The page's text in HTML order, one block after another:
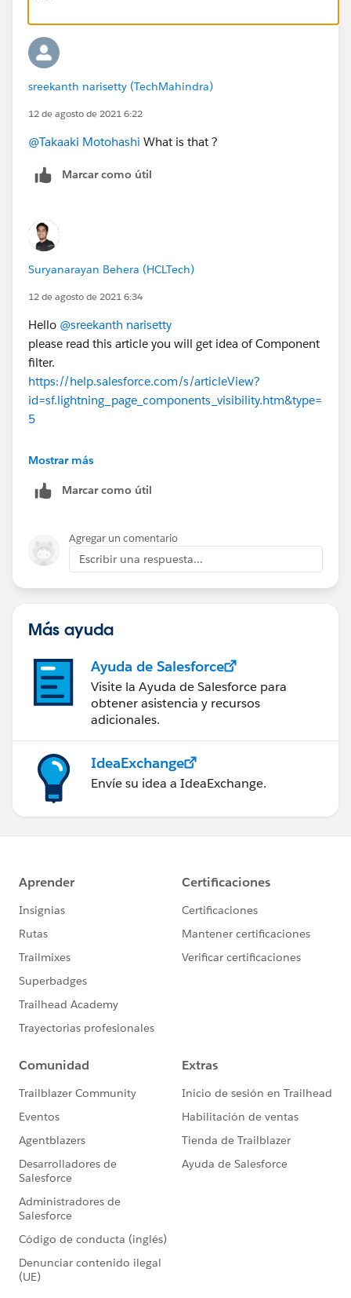
sreekanth narisetty (TechMahindra)
12 de agosto de 2021 6:22
@Takaaki Motohashi What is that ?
Marcar como útil
Suryanarayan Behera (HCLTech)
12 de agosto de 2021 6:34
Hello @sreekanth narisetty
please read this article you will get idea of Component
filter.
https://help.salesforce.com/s/articleView?
id=sf.lightning_page_components_visibility.htm&type=
5
Mark Best if it helps.
Mostrar más
Marcar como útil
Agregar un comentario
Escribir una respuesta...
Más ayuda
Ayuda de Salesforce
Visite la Ayuda de Salesforce para
obtener asistencia y recursos
adicionales.
IdeaExchange
Envíe su idea a IdeaExchange.